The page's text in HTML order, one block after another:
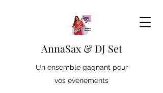
AnnaSax & DJ Set
Un ensemble gagnant pour
vos événements